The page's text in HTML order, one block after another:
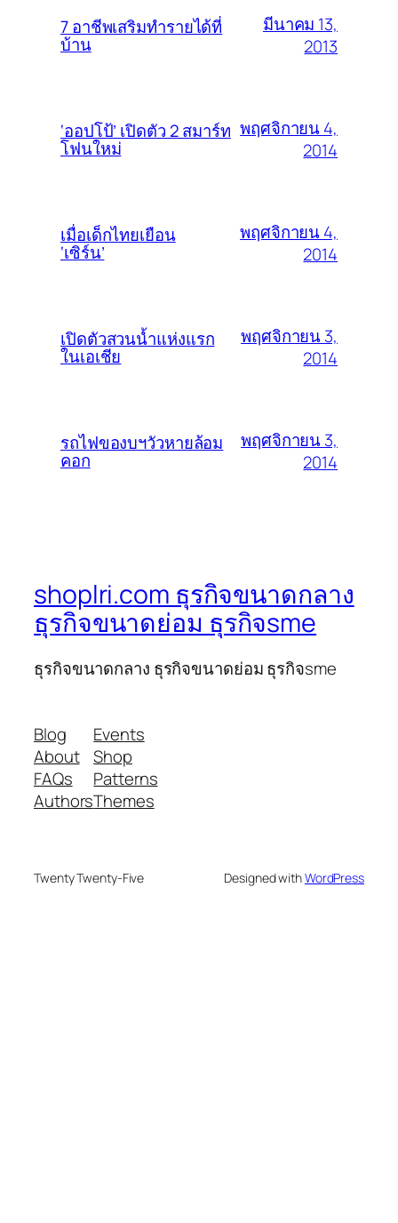
7 อาชีพเสริมทำรายได้ที่
บ้าน
มีนาคม 13,
2013
‘ออปโป้’ เปิดตัว 2 สมาร์ท
โฟนใหม่
พฤศจิกายน 4,
2014
เมื่อเด็กไทยเยือน
‘เซิร์น’
พฤศจิกายน 4,
2014
เปิดตัวสวนน้ำแห่งแรก
ในเอเชีย
พฤศจิกายน 3,
2014
รถไฟของบฯวัวหายล้อม
คอก
พฤศจิกายน 3,
2014
shoplri.com ธุรกิจขนาดกลาง
ธุรกิจขนาดย่อม ธุรกิจsme
ธุรกิจขนาดกลาง ธุรกิจขนาดย่อม ธุรกิจsme
Blog
About
FAQs
Authors
Events
Shop
Patterns
Themes
Twenty Twenty-Five Designed withWordPress